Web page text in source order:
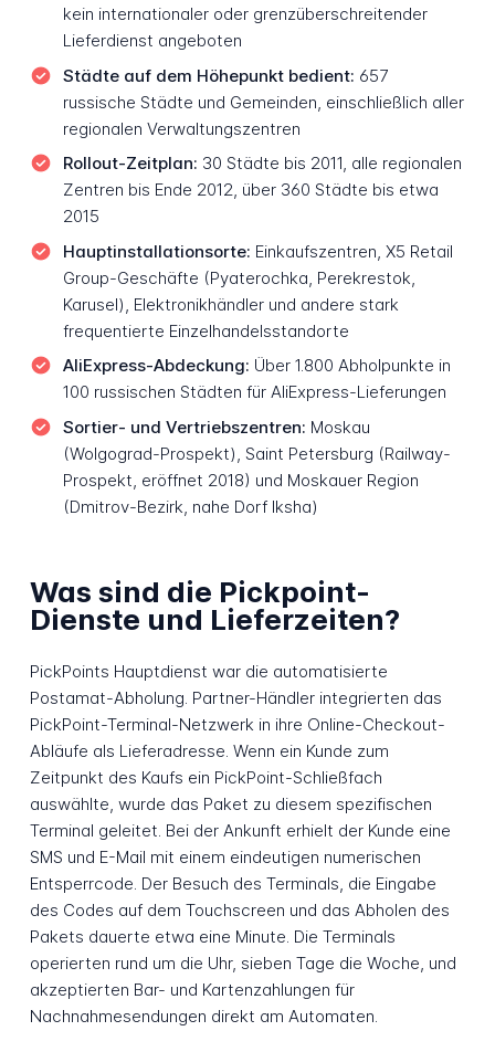
kein internationaler oder grenzüberschreitender
Lieferdienst angeboten
Städte auf dem Höhepunkt bedient: 657
russische Städte und Gemeinden, einschließlich aller
regionalen Verwaltungszentren
Rollout-Zeitplan: 30 Städte bis 2011, alle regionalen
Zentren bis Ende 2012, über 360 Städte bis etwa
2015
Hauptinstallationsorte: Einkaufszentren, X5 Retail
Group-Geschäfte (Pyaterochka, Perekrestok,
Karusel), Elektronikhändler und andere stark
frequentierte Einzelhandelsstandorte
AliExpress-Abdeckung: Über 1.800 Abholpunkte in
100 russischen Städten für AliExpress-Lieferungen
Sortier- und Vertriebszentren: Moskau
(Wolgograd-Prospekt), Saint Petersburg (Railway-
Prospekt, eröffnet 2018) und Moskauer Region
(Dmitrov-Bezirk, nahe Dorf Iksha)
Was sind die Pickpoint-
Dienste und Lieferzeiten?
PickPoints Hauptdienst war die automatisierte
Postamat-Abholung. Partner-Händler integrierten das
PickPoint-Terminal-Netzwerk in ihre Online-Checkout-
Abläufe als Lieferadresse. Wenn ein Kunde zum
Zeitpunkt des Kaufs ein PickPoint-Schließfach
auswählte, wurde das Paket zu diesem spezifischen
Terminal geleitet. Bei der Ankunft erhielt der Kunde eine
SMS und E-Mail mit einem eindeutigen numerischen
Entsperrcode. Der Besuch des Terminals, die Eingabe
des Codes auf dem Touchscreen und das Abholen des
Pakets dauerte etwa eine Minute. Die Terminals
operierten rund um die Uhr, sieben Tage die Woche, und
akzeptierten Bar- und Kartenzahlungen für
Nachnahmesendungen direkt am Automaten.